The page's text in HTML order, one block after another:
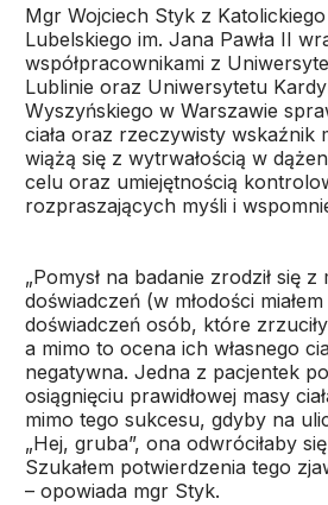
Mgr Wojciech Styk z
Lubelskiego im. Jana Pawła II
współpracownikami z
Lublinie oraz Uniwersytetu
Wyszyńskiego w Warszawie
ciała oraz rzeczywisty wskaźnik
wiążą się z wytrwałością w
celu oraz umiejętnością
rozpraszających myśli i
„Pomysł na badanie zrodził się
doświadczeń (w młodości
doświadczeń osób, które
a mimo to ocena ich własnego
negatywna. Jedna z pacjentek
osiągnięciu prawidłowej masy
mimo tego sukcesu, gdyby na
„Hej, gruba”, ona odwróciłaby
Szukałem potwierdzenia tego
– opowiada mgr Styk.